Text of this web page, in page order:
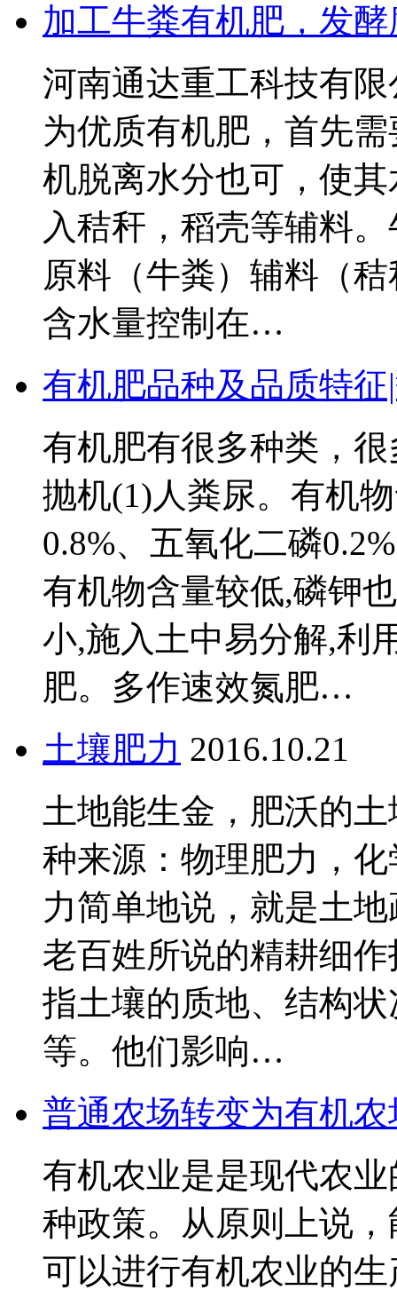
加工牛粪有机肥，发
河南通达重工科技有
为优质有机肥，首先
机脱离水分也可，使
入秸秆，稻壳等辅料
原料（牛粪）辅料（
含水量控制在…
有机肥品种及品质特征
有机肥有很多种类，
抛机(1)人粪尿。有机
0.8%、五氧化二磷
有机物含量较低,磷钾
小,施入土中易分解,利
肥。多作速效氮肥…
土壤肥力 2016.10.21
土地能生金，肥沃的
种来源：物理肥力，
力简单地说，就是土
老百姓所说的精耕细
指土壤的质地、结构
等。他们影响…
普通农场转变为有机
有机农业是是现代农
种政策。从原则上说
可以进行有机农业的